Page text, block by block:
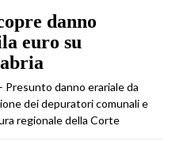
danno
euro su
Presunto danno erariale da
dei depuratori comunali e
regionale della Corte